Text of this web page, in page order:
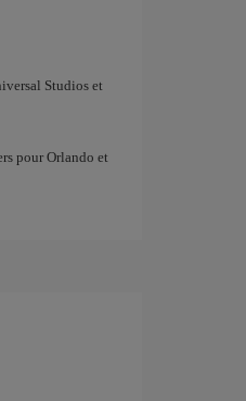
Studios et
pour Orlando et